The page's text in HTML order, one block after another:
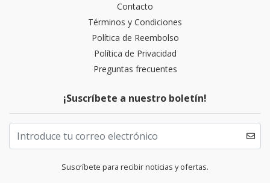
Contacto
Términos y Condiciones
Política de Reembolso
Política de Privacidad
Preguntas frecuentes
¡Suscríbete a nuestro boletín!
Suscríbete para recibir noticias y ofertas.